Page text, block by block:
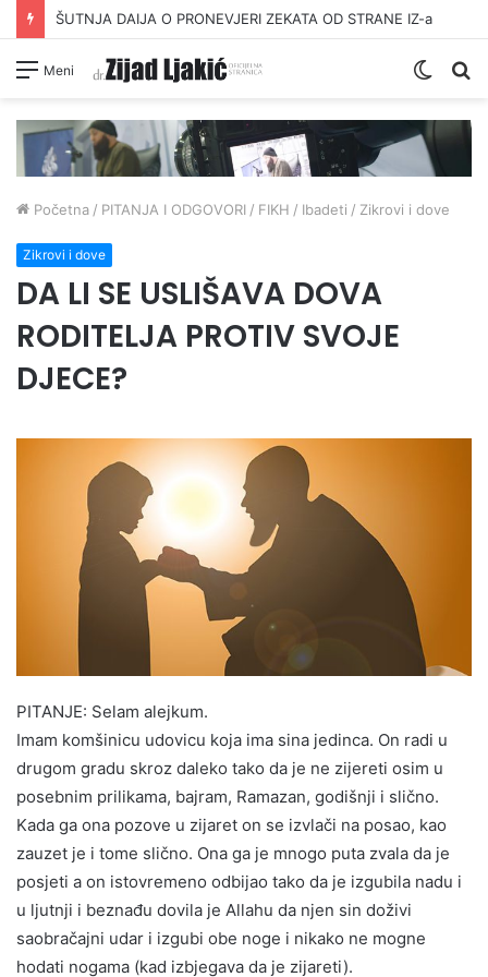
ŠUTNJA DAIJA O PRONEVJERI ZEKATA OD STRANE IZ-a
Meni
Switch
Početna / PITANJA I ODGOVORI / FIKH / Ibadeti / Zikrovi i dove
Zikrovi i dove
DA LI SE USLIŠAVA DOVA
RODITELJA PROTIV SVOJE
DJECE?
PITANJE: Selam alejkum.
Imam komšinicu udovicu koja ima sina jedinca. On radi u
drugom gradu skroz daleko tako da je ne zijereti osim u
posebnim prilikama, bajram, Ramazan, godišnji i slično.
Kada ga ona pozove u zijaret on se izvlači na posao, kao
zauzet je i tome slično. Ona ga je mnogo puta zvala da je
posjeti a on istovremeno odbijao tako da je izgubila nadu i
u ljutnji i beznađu dovila je Allahu da njen sin doživi
saobračajni udar i izgubi obe noge i nikako ne mogne
hodati nogama (kad izbjegava da je zijareti).